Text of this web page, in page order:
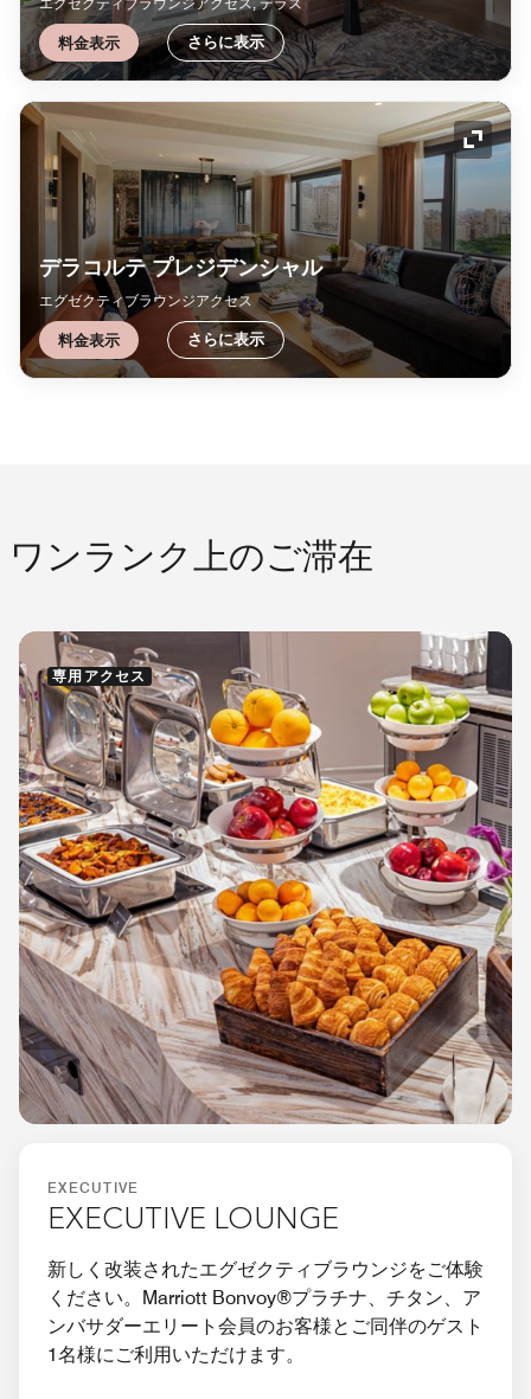
料金表示 さらに表示
アイ
デラコルテ プレジデンシャル
エグゼクティブラウンジアクセス
料金表示 さらに表示
ワンランク上のご滞在
専用アクセス
EXECUTIVE
EXECUTIVE LOUNGE
新しく改装されたエグゼクティブラウンジをご体験
ください。Marriott Bonvoy®プラチナ、チタン、ア
ンバサダーエリート会員のお客様とご同伴のゲスト
1名様にご利用いただけます。